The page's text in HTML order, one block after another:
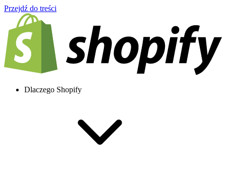
Przejdź do treści
Dlaczego Shopify